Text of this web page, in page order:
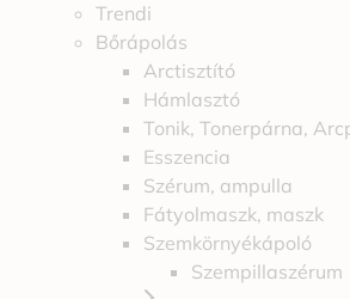
Trendi
Bőrápolás
Arctisztító
Hámlasztó
Tonik, Tonerpárna,
Esszencia
Szérum, ampulla
Fátyolmaszk, maszk
Szemkörnyékápoló
Szempillaszérum